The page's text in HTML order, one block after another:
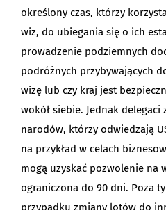
określony czas, którzy
wiz, do ubiegania się o ich
prowadzenie podziemnych
podróżnych przybywających
wizę lub czy kraj jest
wokół siebie. Jednak delegaci
narodów, którzy odwiedzają
na przykład w celach
mogą uzyskać pozwolenie na
ograniczona do 90 dni. Poza
przypadku zmiany lotów do